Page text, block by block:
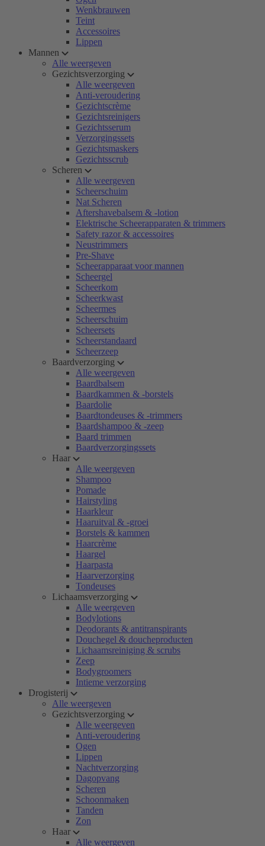
Wenkbrauwen
Teint
Accessoires
Lippen
Mannen
Alle weergeven
Gezichtsverzorging
Alle weergeven
Anti-veroudering
Gezichtscrème
Gezichtsreinigers
Gezichtsserum
Verzorgingssets
Gezichtsmaskers
Gezichtsscrub
Scheren
Alle weergeven
Scheerschuim
Nat Scheren
Aftershavebalsem & -lotion
Elektrische Scheerapparaten & trimmers
Safety razor & accessoires
Neustrimmers
Pre-Shave
Scheerapparaat voor mannen
Scheergel
Scheerkom
Scheerkwast
Scheermes
Scheerschuim
Scheersets
Scheerstandaard
Scheerzeep
Baardverzorging
Alle weergeven
Baardbalsem
Baardkammen & -borstels
Baardolie
Baardtondeuses & -trimmers
Baardshampoo & -zeep
Baard trimmen
Baardverzorgingssets
Haar
Alle weergeven
Shampoo
Pomade
Hairstyling
Haarkleur
Haaruitval & -groei
Borstels & kammen
Haarcrème
Haargel
Haarpasta
Haarverzorging
Tondeuses
Lichaamsverzorging
Alle weergeven
Bodylotions
Deodorants & antitranspirants
Douchegel & doucheproducten
Lichaamsreiniging & scrubs
Zeep
Bodygroomers
Intieme verzorging
Drogisterij
Alle weergeven
Gezichtsverzorging
Alle weergeven
Anti-veroudering
Ogen
Lippen
Nachtverzorging
Dagopvang
Scheren
Schoonmaken
Tanden
Zon
Haar
Alle weergeven